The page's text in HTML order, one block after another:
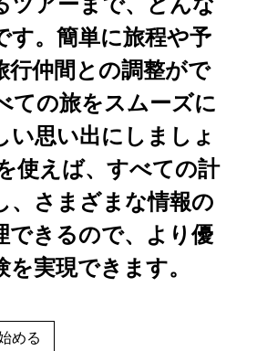
す。簡単に旅程や予
行仲間との調整がで
ての旅をスムーズに
い思い出にしましょ
使えば、すべての計
、さまざまな情報の
できるので、より優
実現できます。
める